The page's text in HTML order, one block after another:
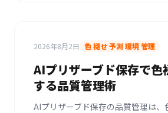
2026年8月2日 色 褪せ 予測 環境 管理
AIプリザーブド保存で色
する品質管理術
AIプリザーブド保存の品質管理は、